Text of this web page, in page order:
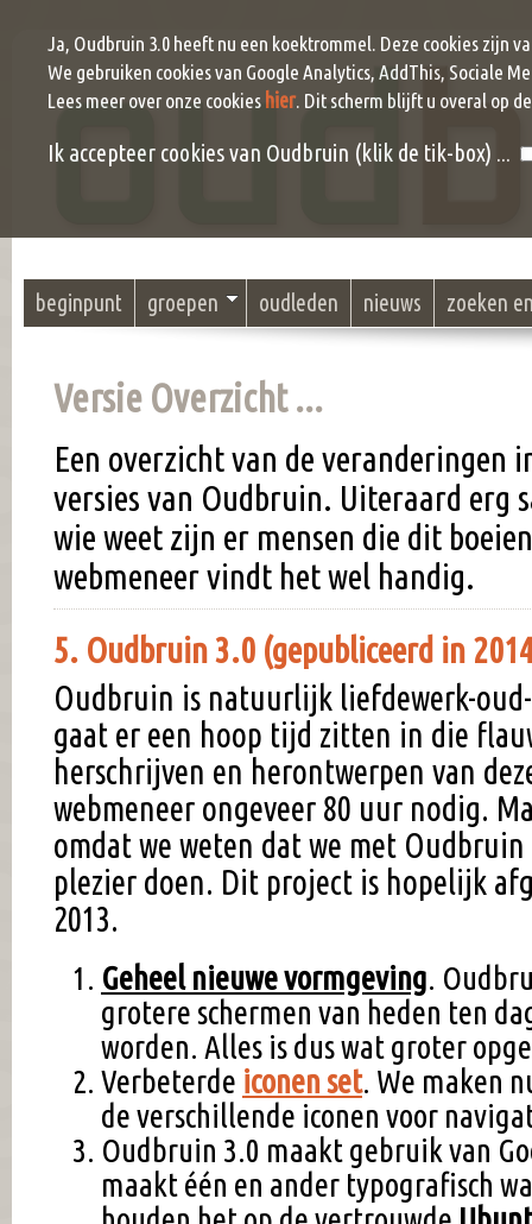
beginpunt groepen oudleden nieuws zoeken
Versie Overzicht ...
Een overzicht van de veranderingen
versies van Oudbruin. Uiteraard erg
wie weet zijn er mensen die dit
webmeneer vindt het wel handig.
5. Oudbruin 3.0 (gepubliceerd in
Oudbruin is natuurlijk liefdewerk-
gaat er een hoop tijd zitten in die
herschrijven en herontwerpen van
webmeneer ongeveer 80 uur nodig.
omdat we weten dat we met
plezier doen. Dit project is hopelijk
2013.
Geheel nieuwe vormgeving.
grotere schermen van heden ten
worden. Alles is dus wat groter
Verbeterde iconen set. We maken
de verschillende iconen voor
Oudbruin 3.0 maakt gebruik van
maakt één en ander typografisch
Ja, Oudbruin 3.0 heeft nu een koektrommel. Deze cookies zijn
We gebruiken cookies van Google Analytics, AddThis, Sociale
Lees meer over onze cookies hier. Dit scherm blijft u overal op
Ik accepteer cookies van Oudbruin (klik de tik-box) ...